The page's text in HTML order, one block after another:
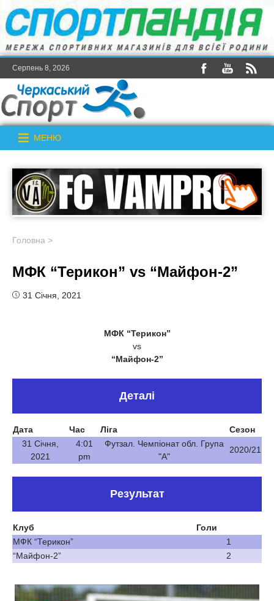
Серпень 8, 2026
МЕНЮ
Головна >
МФК “Терикон” vs “Майфон-2”
31 Січня, 2021
МФК “Терикон”
vs
“Майфон-2”
Деталі
Дата Час Ліга
Сезон
31 Січня,
2021
4:01
pm
Футзал. Чемпіонат обл. Група
"А"
2020/21
Результат
Клуб
Голи
МФК “Терикон”
1
“Майфон-2”
2